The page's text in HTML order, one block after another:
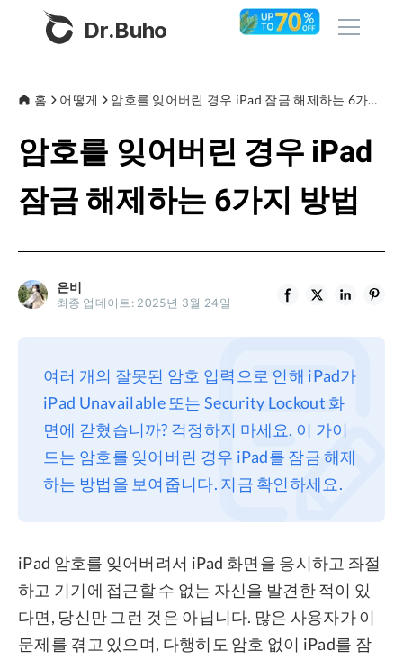
Dr.Buho
제품
BuhoCleaner
BuhoUnlocker
BuhoRepair
BuhoNTFS
스토어
소개
지원
프라이버시
조항
환불
홈 어떻게 암호를 잊어버린 경우 iPad 잠금 해제하는 6가지 방법
암호를 잊어버린 경우 iPad
잠금 해제하는 6가지 방법
은비
최종 업데이트: 2025년 3월 24일
여러 개의 잘못된 암호 입력으로 인해 iPad가
iPad Unavailable 또는 Security Lockout 화
면에 갇혔습니까? 걱정하지 마세요. 이 가이
드는 암호를 잊어버린 경우 iPad를 잠금 해제
하는 방법을 보여줍니다. 지금 확인하세요.
iPad 암호를 잊어버려서 iPad 화면을 응시하고 좌절
하고 기기에 접근할 수 없는 자신을 발견한 적이 있
다면, 당신만 그런 것은 아닙니다. 많은 사용자가 이
문제를 겪고 있으며, 다행히도 암호 없이 iPad를 잠